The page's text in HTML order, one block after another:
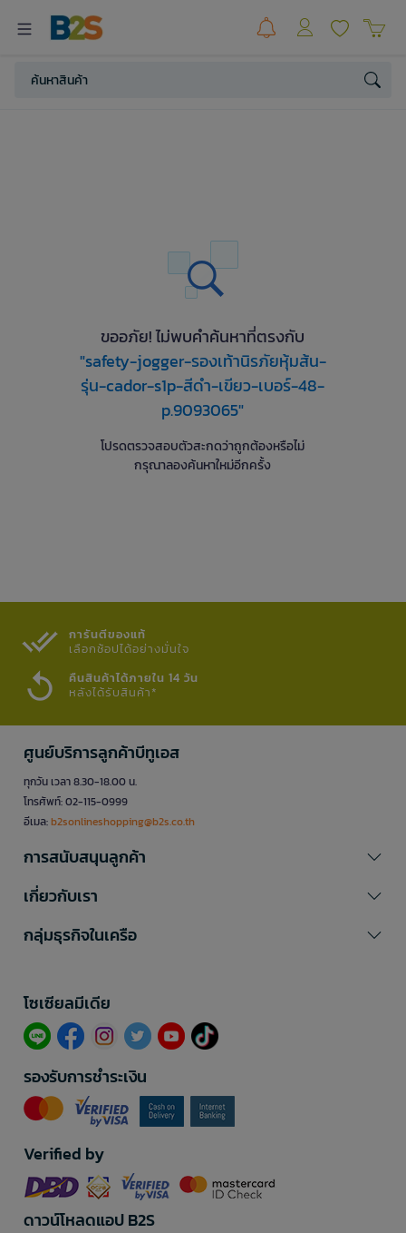
ขออภัย! ไม่พบคำค้นหาที่ตรงกับ
"safety-jogger-รองเท้านิรภัยหุ้มส้น-
รุ่น-cador-s1p-สีดำ-เขียว-เบอร์-48-
p.9093065"
โปรดตรวจสอบตัวสะกดว่าถูกต้องหรือไม่
กรุณาลองค้นหาใหม่อีกครั้ง
การันตีของแท้
เลือกช้อปได้อย่างมั่นใจ​
คืนสินค้าได้ภายใน 14 วัน
หลังได้รับสินค้า*
ศูนย์บริการลูกค้าบีทูเอส
ทุกวัน เวลา 8.30-18.00 น.
โทรศัพท์: 02-115-0999
อีเมล:b2sonlineshopping@b2s.co.th
การสนับสนุนลูกค้า
เกี่ยวกับเรา
กลุ่มธุรกิจในเครือ
โซเซียลมีเดีย​
รองรับการชำระเงิน
Verified by
ดาวน์โหลดแอป B2S